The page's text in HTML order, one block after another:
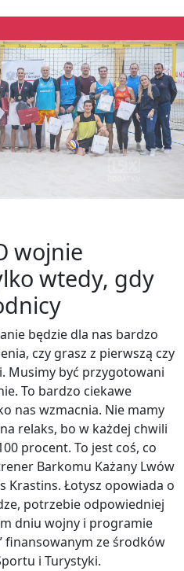
wojnie
wtedy, gdy
będzie dla nas bardzo
czy grasz z pierwszą czy
Musimy być przygotowani
To bardzo ciekawe
nas wzmacnia. Nie mamy
relaks, bo w każdej chwili
procent. To jest coś, co
Barkomu Każany Lwów
Krastins. Łotysz opowiada o
potrzebie odpowiedniej
dniu wojny i programie
finansowanym ze środków
i Turystyki.